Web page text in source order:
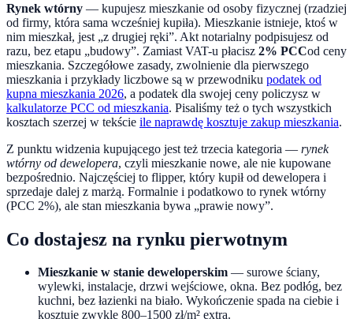
Rynek wtórny — kupujesz mieszkanie od osoby fizycznej (rzadziej
od firmy, która sama wcześniej kupiła). Mieszkanie istnieje, ktoś w
nim mieszkał, jest „z drugiej ręki”. Akt notarialny podpisujesz od
razu, bez etapu „budowy”. Zamiast VAT-u płacisz 2% PCCod ceny
mieszkania. Szczegółowe zasady, zwolnienie dla pierwszego
mieszkania i przykłady liczbowe są w przewodniku podatek od
kupna mieszkania 2026, a podatek dla swojej ceny policzysz w
kalkulatorze PCC od mieszkania. Pisaliśmy też o tych wszystkich
kosztach szerzej w tekście ile naprawdę kosztuje zakup mieszkania.
Z punktu widzenia kupującego jest też trzecia kategoria — rynek
wtórny od dewelopera, czyli mieszkanie nowe, ale nie kupowane
bezpośrednio. Najczęściej to flipper, który kupił od dewelopera i
sprzedaje dalej z marżą. Formalnie i podatkowo to rynek wtórny
(PCC 2%), ale stan mieszkania bywa „prawie nowy”.
Co dostajesz na rynku pierwotnym
Mieszkanie w stanie deweloperskim — surowe ściany,
wylewki, instalacje, drzwi wejściowe, okna. Bez podłóg, bez
kuchni, bez łazienki na biało. Wykończenie spada na ciebie i
kosztuje zwykle 800–1500 zł/m² extra.